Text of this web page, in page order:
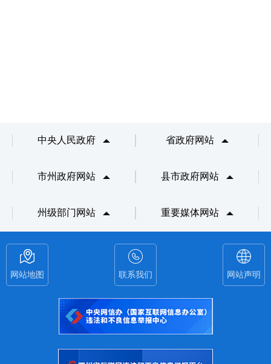
中央人民政府 省政府网站
市州政府网站 县市政府网站
州级部门网站 重要媒体网站
网站地图 联系我们 网站声明